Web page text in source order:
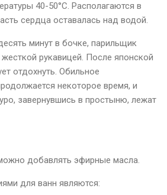
40-50°С. Располагаются в
сердца оставалась над водой.
минут в бочке, парильщик
жесткой рукавицей. После японской
отдохнуть. Обильное
некоторое время, и
завернувшись в простыню, лежат
добавлять эфирные масла.
для ванн являются: